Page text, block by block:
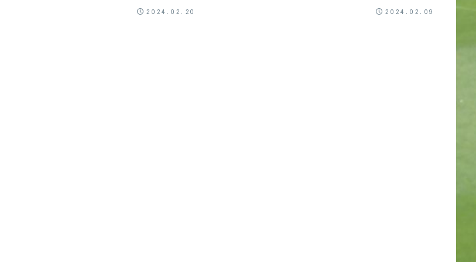
2024.02.20 2024.02.09